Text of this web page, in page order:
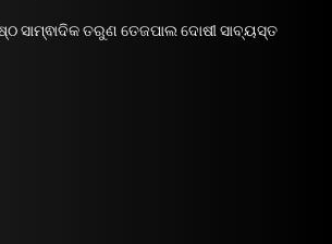
ସାମ୍ଵାଦିକ ତରୁଣ ତେଜପାଲ ଦୋଷୀ ସାବ୍ୟସ୍ତ